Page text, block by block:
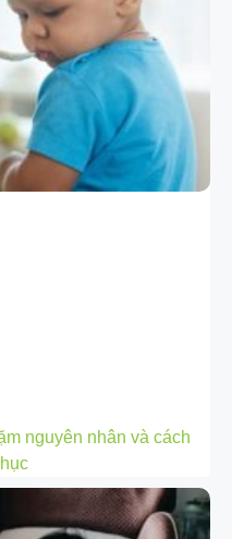
nguyên nhân và cách